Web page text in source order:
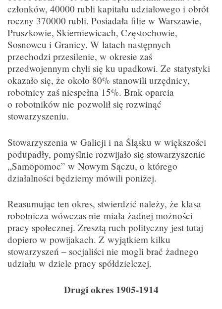
członków, 40000 rubli kapitału udziałowego i obrót
roczny 370000 rubli. Posiadała filie w Warszawie,
Pruszkowie, Skierniewicach, Częstochowie,
Sosnowcu i Granicy. W latach następnych
przechodzi przesilenie, w okresie zaś
przedwojennym chyli się ku upadkowi. Ze statystyki
okazało się, że około 80% stanowili urzędnicy,
robotnicy zaś niespełna 15%. Brak oparcia
o robotników nie pozwolił się rozwinąć
stowarzyszeniu.
Stowarzyszenia w Galicji i na Śląsku w większości
podupadły, pomyślnie rozwijało się stowarzyszenie
„Samopomoc” w Nowym Sączu, o którego
działalności będziemy mówili poniżej.
Reasumując ten okres, stwierdzić należy, że klasa
robotnicza wówczas nie miała żadnej możności
pracy społecznej. Zresztą ruch polityczny jest tutaj
dopiero w powijakach. Z wyjątkiem kilku
stowarzyszeń – socjaliści nie mogli brać żadnego
udziału w dziele pracy spółdzielczej.
Drugi okres 1905-1914